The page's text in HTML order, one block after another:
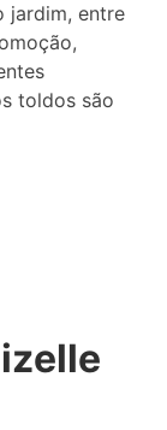
jardim, entre
toldos são